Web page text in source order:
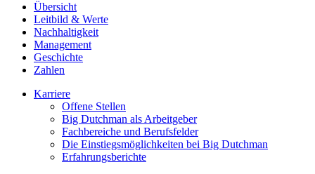
Übersicht
Leitbild & Werte
Nachhaltigkeit
Management
Geschichte
Zahlen
Karriere
Offene Stellen
Big Dutchman als Arbeitgeber
Fachbereiche und Berufsfelder
Die Einstiegsmöglichkeiten bei Big Dutchman
Erfahrungsberichte